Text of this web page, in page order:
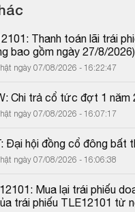
Thanh toán lãi trái
bao gồm ngày 27/8/
ngày 07/08/2026 - 16:22:47
Chi trả cổ tức đợt 1 năm
ngày 07/08/2026 - 16:07:17
Đại hội đồng cổ đông bất
ngày 07/08/2026 - 16:06:38
Mua lại trái phiếu
trái phiếu TLE12101 từ